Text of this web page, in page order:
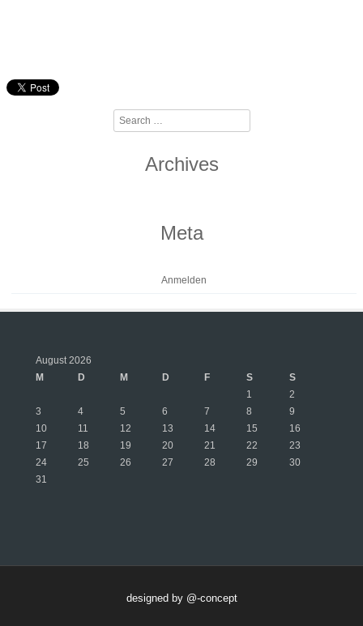
Search
Archives
Meta
Anmelden
August 2026
M
D M D F S
S
1
2
3
4 5 6 7 8
9
10
11 12 13 14 15
16
17
18 19 20 21 22
23
24
25 26 27 28 29
30
31
designed by @-concept